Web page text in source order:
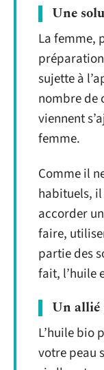
Une
La femme,
préparation
sujette à
nombre de
viennent
femme.
Comme il
habituels,
accorder
faire,
partie des
fait, l’huile
Un allié
L’huile bio
votre peau